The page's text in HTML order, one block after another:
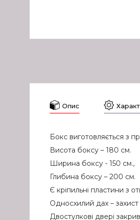
Опис
Бокс виготовляється з
Висота боксу – 180 см.
Ширина боксу - 150 см.,
Глибина боксу – 200 см.
Є кріпильні пластини з
Односхилий дах – захист
Двостулкові двері